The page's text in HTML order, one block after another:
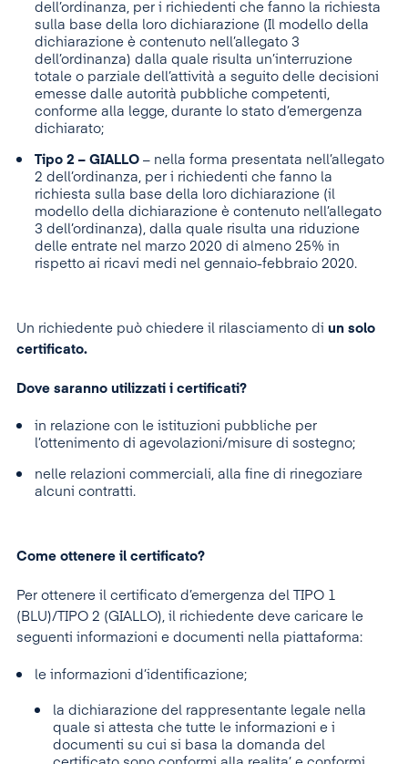
dell’ordinanza, per i richiedenti che fanno la richiesta
sulla base della loro dichiarazione (Il modello della
dichiarazione è contenuto nell’allegato 3
dell’ordinanza) dalla quale risulta un’interruzione
totale o parziale dell’attività a seguito delle decisioni
emesse dalle autorità pubbliche competenti,
conforme alla legge, durante lo stato d’emergenza
dichiarato;
Tipo 2 – GIALLO – nella forma presentata nell’allegato
2 dell’ordinanza, per i richiedenti che fanno la
richiesta sulla base della loro dichiarazione (il
modello della dichiarazione è contenuto nell’allegato
3 dell’ordinanza), dalla quale risulta una riduzione
delle entrate nel marzo 2020 di almeno 25% in
rispetto ai ricavi medi nel gennaio-febbraio 2020.
Un richiedente può chiedere il rilasciamento di un solo
certificato.
Dove saranno utilizzati i certificati?
in relazione con le istituzioni pubbliche per
l’ottenimento di agevolazioni/misure di sostegno;
nelle relazioni commerciali, alla fine di rinegoziare
alcuni contratti.
Come ottenere il certificato?
Per ottenere il certificato d’emergenza del TIPO 1
(BLU)/TIPO 2 (GIALLO), il richiedente deve caricare le
seguenti informazioni e documenti nella piattaforma:
le informazioni d’identificazione;
la dichiarazione del rappresentante legale nella
quale si attesta che tutte le informazioni e i
documenti su cui si basa la domanda del